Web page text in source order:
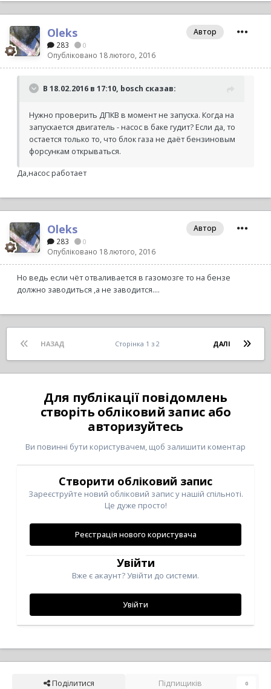
Oleks
283 0
Опубліковано 18 лютого, 2016
Автор
В 18.02.2016 в 17:10, bosch сказав:
Нужно проверить ДПКВ в момент не запуска. Когда на
запускается двигатель - насос в баке гудит? Если да, то
остается только то, что блок газа не даёт бензиновым
форсункам открываться.
Да,насос работает
Oleks
283 0
Опубліковано 18 лютого, 2016
Автор
Но ведь если чёт отваливается в газомозге то на бензе
должно заводиться ,а не заводится....
НАЗАД ДАЛІ
Сторінка 1 з 2
Для публікації повідомлень
створіть обліковий запис або
авторизуйтесь
Ви повинні бути користувачем, щоб залишити коментар
Створити обліковий запис
Зареєструйте новий обліковий запис у нашій спільноті.
Це дуже просто!
Реєстрація нового користувача
Увійти
Вже є акаунт? Увійти до системи.
Увійти
Поділитися Підпищиків 0